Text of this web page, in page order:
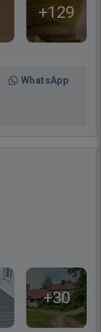
+129
WhatsApp
+30